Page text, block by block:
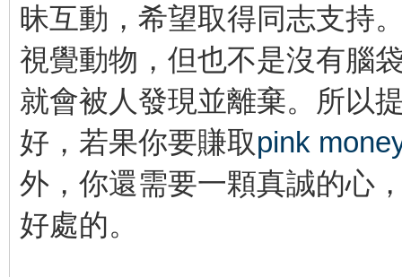
昧互動，希望取得同志支持
視覺動物，但也不是沒有腦
就會被人發現並離棄。所以
好，若果你要賺取pink
外，你還需要一顆真誠的心
好處的。